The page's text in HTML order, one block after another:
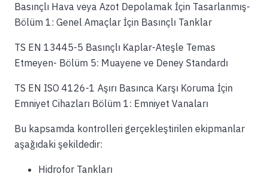
Basınçlı Hava veya Azot Depolamak İçin Tasarlanmış-
Bölüm 1: Genel Amaçlar İçin Basınçlı Tanklar
TS EN 13445-5 Basınçlı Kaplar-Ateşle Temas
Etmeyen- Bölüm 5: Muayene ve Deney Standardı
TS EN ISO 4126-1 Aşırı Basınca Karşı Koruma İçin
Emniyet Cihazları Bölüm 1: Emniyet Vanaları
Bu kapsamda kontrolleri gerçekleştirilen ekipmanlar
aşağıdaki şekildedir:
Hidrofor Tankları